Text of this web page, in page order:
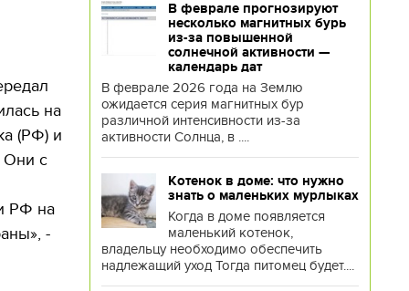
на
(РФ) и
Они с
РФ на
-
В феврале прогнозируют
несколько магнитных бурь
из-за повышенной
солнечной активности —
календарь дат
В феврале 2026 года на Землю
ожидается серия магнитных бур
различной интенсивности из-за
активности Солнца, в ....
Котенок в доме: что нужно
знать о маленьких мурлыках
Когда в доме появляется
маленький котенок,
владельцу необходимо обеспечить
надлежащий уход Тогда питомец будет....